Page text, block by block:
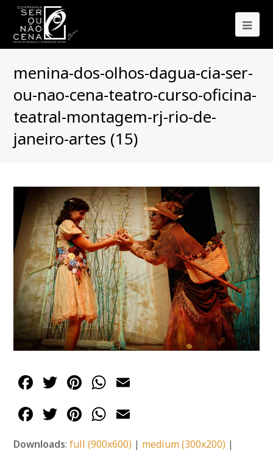
menina-dos-olhos-dagua-cia-ser-
ou-nao-cena-teatro-curso-oficina-
teatral-montagem-rj-rio-de-
janeiro-artes (15)
Facebook
Twitter
Pinterest
WhatsApp
Facebook
Twitter
Pinterest
WhatsApp
Downloads:full (900x600) | medium (300x200) |